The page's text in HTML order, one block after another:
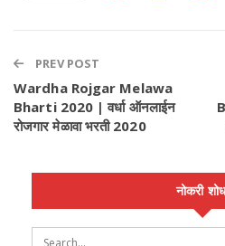
PREV POST
Wardha Rojgar Melawa
Bharti 2020 | वर्धा ऑनलाईन
रोजगार मेळावा भरती 2020
नोकरी